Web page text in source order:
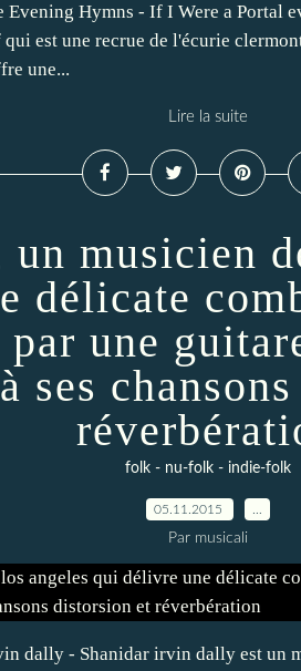
Hymns - If I Were a Portal
est une recrue de l'écurie
une...
Lire la suite
musicien
délicate
par une
ses
folk - nu-folk - indie-folk
05.11.2015
Par musicali
dally - Shanidar irvin dally est un